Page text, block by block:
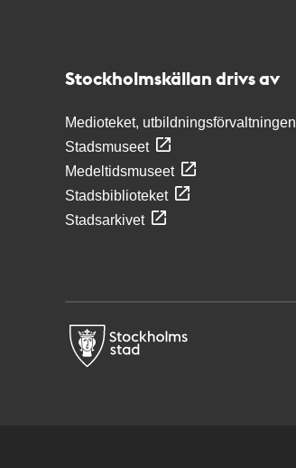
Stockholmskällan drivs av
Medioteket, utbildningsförvaltningen
Stadsmuseet
Medeltidsmuseet
Stadsbiblioteket
Stadsarkivet